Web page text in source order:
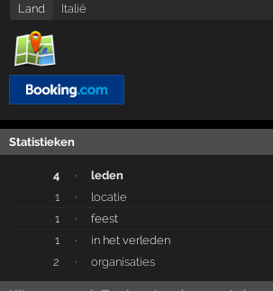
Land Italië
Statistieken
4 ·
leden
1
·
locatie
1
·
feest
1
·
in het verleden
2
· organisaties